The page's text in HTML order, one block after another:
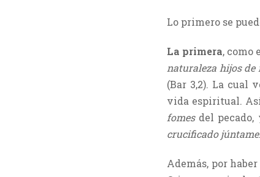
Lo primero se
La primera, como
naturaleza hijos de
(Bar 3,2). La cual
vida espiritual.
fomes del
crucificado
Además, por